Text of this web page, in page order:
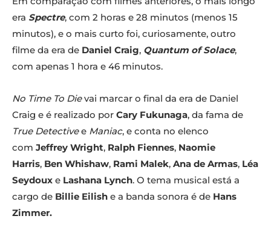
era Spectre, com 2 horas e 28 minutos (menos 15
minutos), e o mais curto foi, curiosamente, outro
filme da era de Daniel Craig, Quantum of Solace,
com apenas 1 hora e 46 minutos.
No Time To Dievai marcar o final da era de Daniel
Craig e é realizado por Cary Fukunaga, da fama de
True Detectivee Maniac, e conta no elenco
com Jeffrey Wright, Ralph Fiennes, Naomie
Harris, Ben Whishaw, Rami Malek, Ana de Armas, Léa
Seydoux e Lashana Lynch. O tema musical está a
cargo de Billie Eilish e a banda sonora é de Hans
Zimmer.